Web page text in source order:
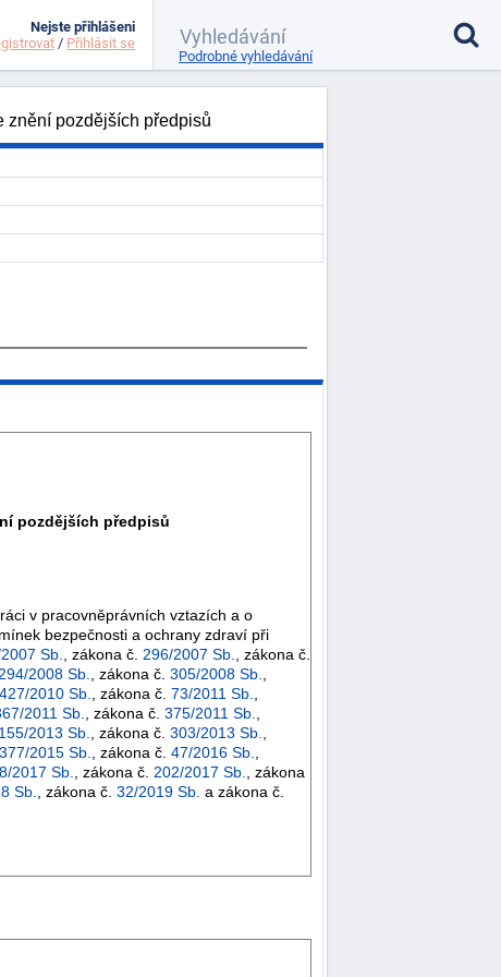
znění pozdějších předpisů
pozdějších předpisů
v pracovněprávních vztazích a o
bezpečnosti a ochrany zdraví při
Sb. , zákona č. 296/2007 Sb.
, zákona č.
294/2008 Sb. , zákona č. 305/2008 Sb.
427/2010 Sb. , zákona č. 73/2011 Sb.
2011 Sb. , zákona č. 375/2011 Sb.
155/2013 Sb. , zákona č. 303/2013 Sb.
377/2015 Sb. , zákona č. 47/2016 Sb.
2017 Sb. , zákona č. 202/2017 Sb.
, zákona
Sb. , zákona č. 32/2019 Sb. a zákona č.
Nejste přihlášeni
/ Přihlásit se
Podrobné vyhledávání